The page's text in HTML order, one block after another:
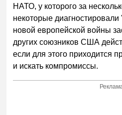
НАТО, у которого за
некоторые диагностировали
новой европейской войны
других союзников США
если для этого приходится
и искать компромиссы.